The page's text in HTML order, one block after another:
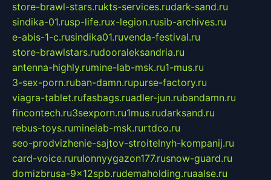
store-brawl-stars.rukts-services.rudark-sand.ru
sindika-01.rusp-life.rux-legion.rusib-archives.ru
e-abis-1-c.rusindika01.ruvenda-festival.ru
store-brawlstars.rudooraleksandria.ru
antenna-highly.rumine-lab-msk.ru1-mus.ru
3-sex-porn.ruban-damn.rupurse-factory.ru
viagra-tablet.rufasbags.ruadler-jun.rubandamn.ru
fincontech.ru3sexporn.ru1mus.rudarksand.ru
rebus-toys.ruminelab-msk.rurtdco.ru
seo-prodvizhenie-sajtov-stroitelnyh-kompanij.ru
card-voice.rurulonnyygazon177.rusnow-guard.ru
domizbrusa-9x12spb.rudemaholding.ruaalse.ru